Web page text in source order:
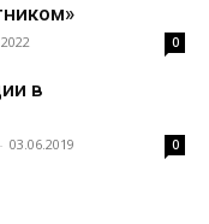
0
в
- 03.06.2019 0